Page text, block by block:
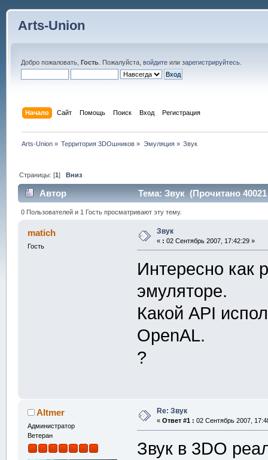
Arts-Union
Добро пожаловать, Гость. Пожалуйста, войдитеили зарегистрируйтесь.
Начало Сайт Помощь Поиск Вход Регистрация
Arts-Union » Территория 3DOшников » Эмуляция» Звук
Страницы: [1]Вниз
Автор Тема: Звук (Прочитано 40021
0 Пользователей и 1 Гость просматривают эту тему.
matich
Гость
Звук
« : 02 Сентябрь 2007, 17:42:29 »
Интересно как
эмуляторе.
Какой API
OpenAL.
?
Altmer
Администратор
Ветеран
Re: Звук
« Ответ #1 : 02 Сентябрь 2007,
Звук в 3DO